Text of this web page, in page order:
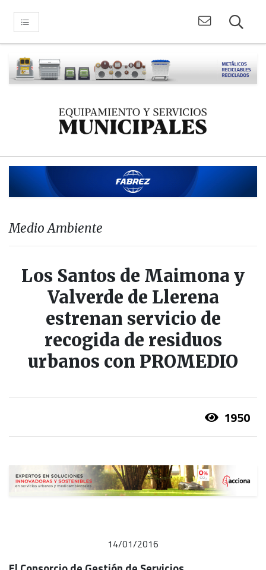
Medio Ambiente
Los Santos de Maimona y
Valverde de Llerena
estrenan servicio de
recogida de residuos
urbanos con PROMEDIO
1950
14/01/2016